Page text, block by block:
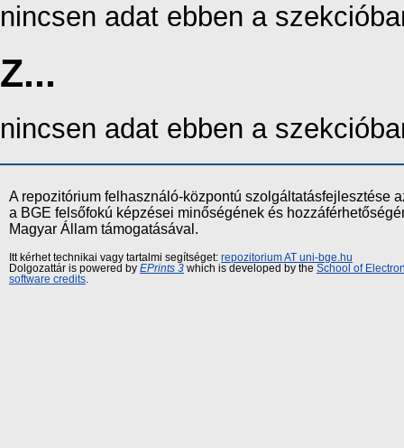
nincsen adat ebben a
Z...
nincsen adat ebben a
A repozitórium felhasználó-központú szolgáltatásfejlesztése
a BGE felsőfokú képzései minőségének és
Magyar Állam támogatásával.
Itt kérhet technikai vagy tartalmi segítséget: repozitorium AT uni-bge.hu
Dolgozattár is powered by EPrints 3 which is developed by the School of
software credits